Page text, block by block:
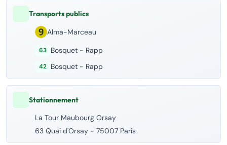
Transports publics
Alma-Marceau
63 Bosquet - Rapp
42 Bosquet - Rapp
Stationnement
La Tour Maubourg Orsay
63 Quai d'Orsay - 75007 Paris